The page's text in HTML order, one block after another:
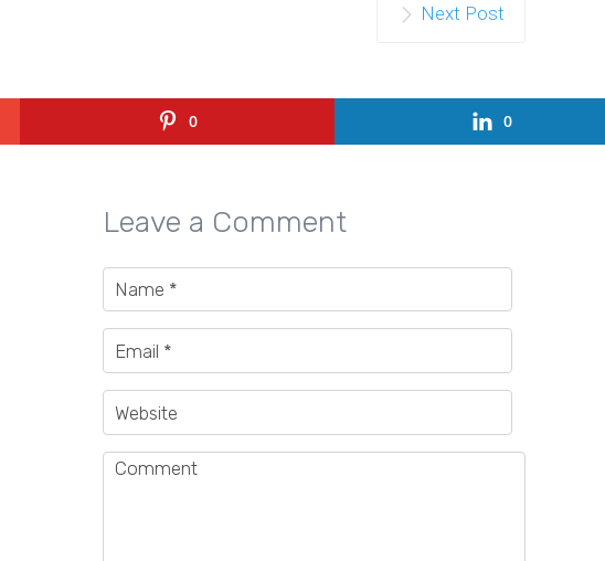
Next Post
0 0
Leave a Comment